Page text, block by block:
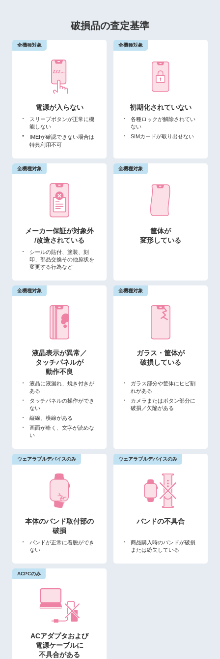
破損品の査定基準
電源が入らない
スリープボタンが正常に機
能しない
*
IMEIが確認できない場合は
特典利用不可
初期化されていない
各種ロックが解除されてい
ない
SIMカードが取り出せない
メーカー保証が対象外
/改造されている
シールの貼付、塗装、刻
印、部品交換その他原状を
変更する行為など
筐体が
変形している
液晶表示が異常／
タッチパネルが
動作不良
液晶に液漏れ、焼き付きが
ある
タッチパネルの操作ができ
ない
縦線、横線がある
画面が暗く、文字が読めな
い
ガラス・筐体が
破損している
ガラス部分や筐体にヒビ割
れがある
カメラまたはボタン部分に
破損／欠陥がある
本体のバンド取付部の
破損
バンドが正常に着脱ができ
ない
バンドの不具合
商品購入時のバンドが破損
または紛失している
ACアダプタおよび
電源ケーブルに
不具合がある